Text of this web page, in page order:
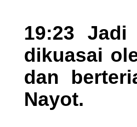
19:23
dikuasai
dan
Nayot.